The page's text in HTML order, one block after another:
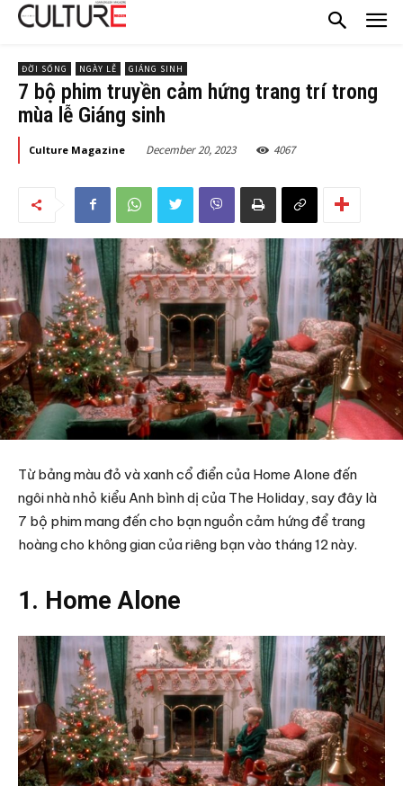
ĐỜI SỐNG NGÀY LỄ GIÁNG SINH
7 bộ phim truyền cảm hứng trang trí trong
mùa lễ Giáng sinh
Culture Magazine December 20, 2023 4067
Từ bảng màu đỏ và xanh cổ điển của Home Alone đến
ngôi nhà nhỏ kiểu Anh bình dị của The Holiday, say đây là
7 bộ phim mang đến cho bạn nguồn cảm hứng để trang
hoàng cho không gian của riêng bạn vào tháng 12 này.
1. Home Alone